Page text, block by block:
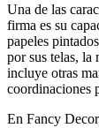
Una de las
firma es su
papeles
por sus telas, la
incluye otras
coordinaciones
En Fancy